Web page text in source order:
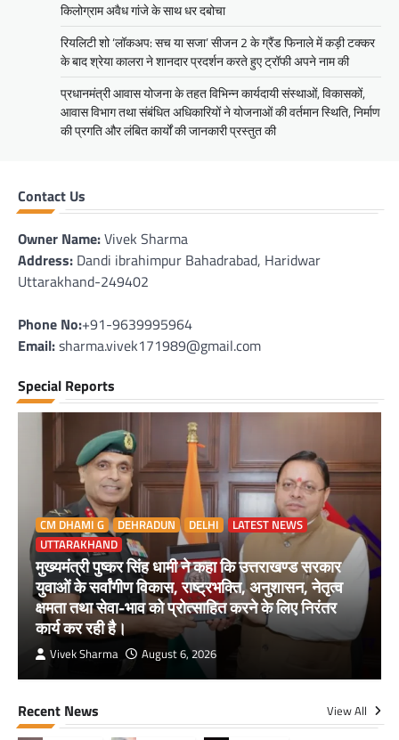
किलोग्राम अवैध गांजे के साथ धर दबोचा
रियलिटी शो ‘लॉकअप: सच या सजा’ सीजन 2 के ग्रैंड फिनाले में कड़ी टक्कर
के बाद श्रेया कालरा ने शानदार प्रदर्शन करते हुए ट्रॉफी अपने नाम की
प्रधानमंत्री आवास योजना के तहत विभिन्न कार्यदायी संस्थाओं, विकासकों,
आवास विभाग तथा संबंधित अधिकारियों ने योजनाओं की वर्तमान स्थिति, निर्माण
की प्रगति और लंबित कार्यों की जानकारी प्रस्तुत की
Contact Us
Owner Name:Vivek Sharma
Address: Dandi ibrahimpur Bahadrabad, Haridwar
Uttarakhand-249402
Phone No:+91-9639995964
Email:sharma.vivek171989@gmail.com
Special Reports
CM DHAMI G DEHRADUN DELHI
LATEST NEWS
UTTARAKHAND
मुख्यमंत्री पुष्कर सिंह धामी ने कहा कि उत्तराखण्ड सरकार
युवाओं के सर्वांगीण विकास, राष्ट्रभक्ति, अनुशासन, नेतृत्व
क्षमता तथा सेवा-भाव को प्रोत्साहित करने के लिए निरंतर
कार्य कर रही है।
Vivek Sharma August 6, 2026
Recent News View All